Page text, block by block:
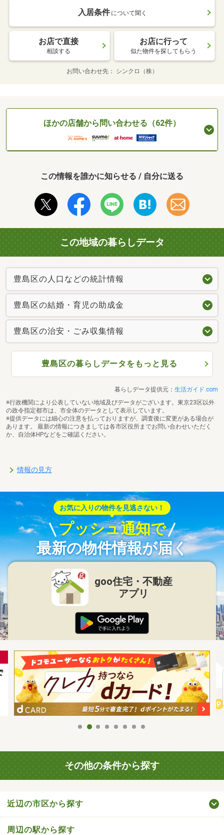
入居条件 について聞く
お店で直接
相談する
お店に行って
似た物件を探してもらう
お問い合わせ先 シンクロ（株）
ほかの店舗から問い合わせる（62件）
この情報を誰かに知らせる / 自分に送る
この地域の暮らしデータ
豊島区の人口などの統計情報
豊島区の結婚・育児の助成金
豊島区の治安・ごみ収集情報
豊島区の暮らしデータをもっと見る
暮らしデータ提供元： 生活ガイド.com
※行政機関により公表していない地域及びデータがございます。東京23区以外
の政令指定都市は、市全体のデータとして表示しています。
※提供データには細心の注意を払っておりますが、調査後に変更がある場合が
あります。 最新の情報につきましては各市区役所までお問い合わせいただく
か、自治体HPなどをご確認ください。
情報の見方
お気に入りの物件を見逃さない！
プッシュ通知で
最新の物件情報が届く
goo住宅・不動産
アプリ
その他の条件から探す
近辺の市区から探す
周辺の駅から探す